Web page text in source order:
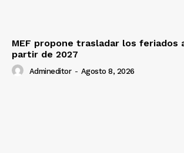
Diario los Andes
Nosotros
MEF propone trasladar los feriados
partir de 2027
Admineditor - Agosto 8, 2026